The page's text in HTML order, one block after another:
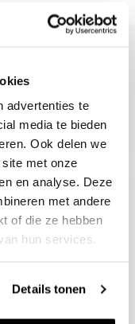
advertenties te
media te bieden
Ook delen we
met onze
en analyse. Deze
met andere
of die ze hebben
hun services.
Details tonen
en